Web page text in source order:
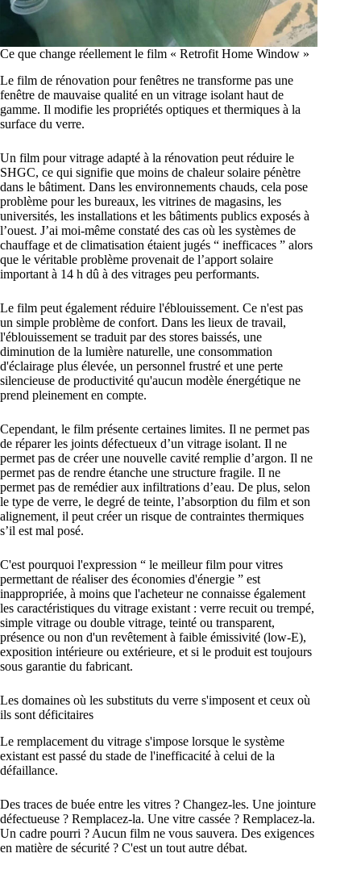
Ce que change réellement le film « Retrofit Home Window »
Le film de rénovation pour fenêtres ne transforme pas une
fenêtre de mauvaise qualité en un vitrage isolant haut de
gamme. Il modifie les propriétés optiques et thermiques à la
surface du verre.
Un film pour vitrage adapté à la rénovation peut réduire le
SHGC, ce qui signifie que moins de chaleur solaire pénètre
dans le bâtiment. Dans les environnements chauds, cela pose
problème pour les bureaux, les vitrines de magasins, les
universités, les installations et les bâtiments publics exposés à
l’ouest. J’ai moi-même constaté des cas où les systèmes de
chauffage et de climatisation étaient jugés “ inefficaces ” alors
que le véritable problème provenait de l’apport solaire
important à 14 h dû à des vitrages peu performants.
Le film peut également réduire l'éblouissement. Ce n'est pas
un simple problème de confort. Dans les lieux de travail,
l'éblouissement se traduit par des stores baissés, une
diminution de la lumière naturelle, une consommation
d'éclairage plus élevée, un personnel frustré et une perte
silencieuse de productivité qu'aucun modèle énergétique ne
prend pleinement en compte.
Cependant, le film présente certaines limites. Il ne permet pas
de réparer les joints défectueux d’un vitrage isolant. Il ne
permet pas de créer une nouvelle cavité remplie d’argon. Il ne
permet pas de rendre étanche une structure fragile. Il ne
permet pas de remédier aux infiltrations d’eau. De plus, selon
le type de verre, le degré de teinte, l’absorption du film et son
alignement, il peut créer un risque de contraintes thermiques
s’il est mal posé.
C'est pourquoi l'expression “ le meilleur film pour vitres
permettant de réaliser des économies d'énergie ” est
inappropriée, à moins que l'acheteur ne connaisse également
les caractéristiques du vitrage existant : verre recuit ou trempé,
simple vitrage ou double vitrage, teinté ou transparent,
présence ou non d'un revêtement à faible émissivité (low-E),
exposition intérieure ou extérieure, et si le produit est toujours
sous garantie du fabricant.
Les domaines où les substituts du verre s'imposent et ceux où
ils sont déficitaires
Le remplacement du vitrage s'impose lorsque le système
existant est passé du stade de l'inefficacité à celui de la
défaillance.
Des traces de buée entre les vitres ? Changez-les. Une jointure
défectueuse ? Remplacez-la. Une vitre cassée ? Remplacez-la.
Un cadre pourri ? Aucun film ne vous sauvera. Des exigences
en matière de sécurité ? C'est un tout autre débat.